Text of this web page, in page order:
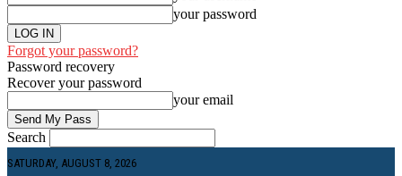
your password
Forgot your password?
Password recovery
Recover your password
your email
Search
SATURDAY, AUGUST 8, 2026